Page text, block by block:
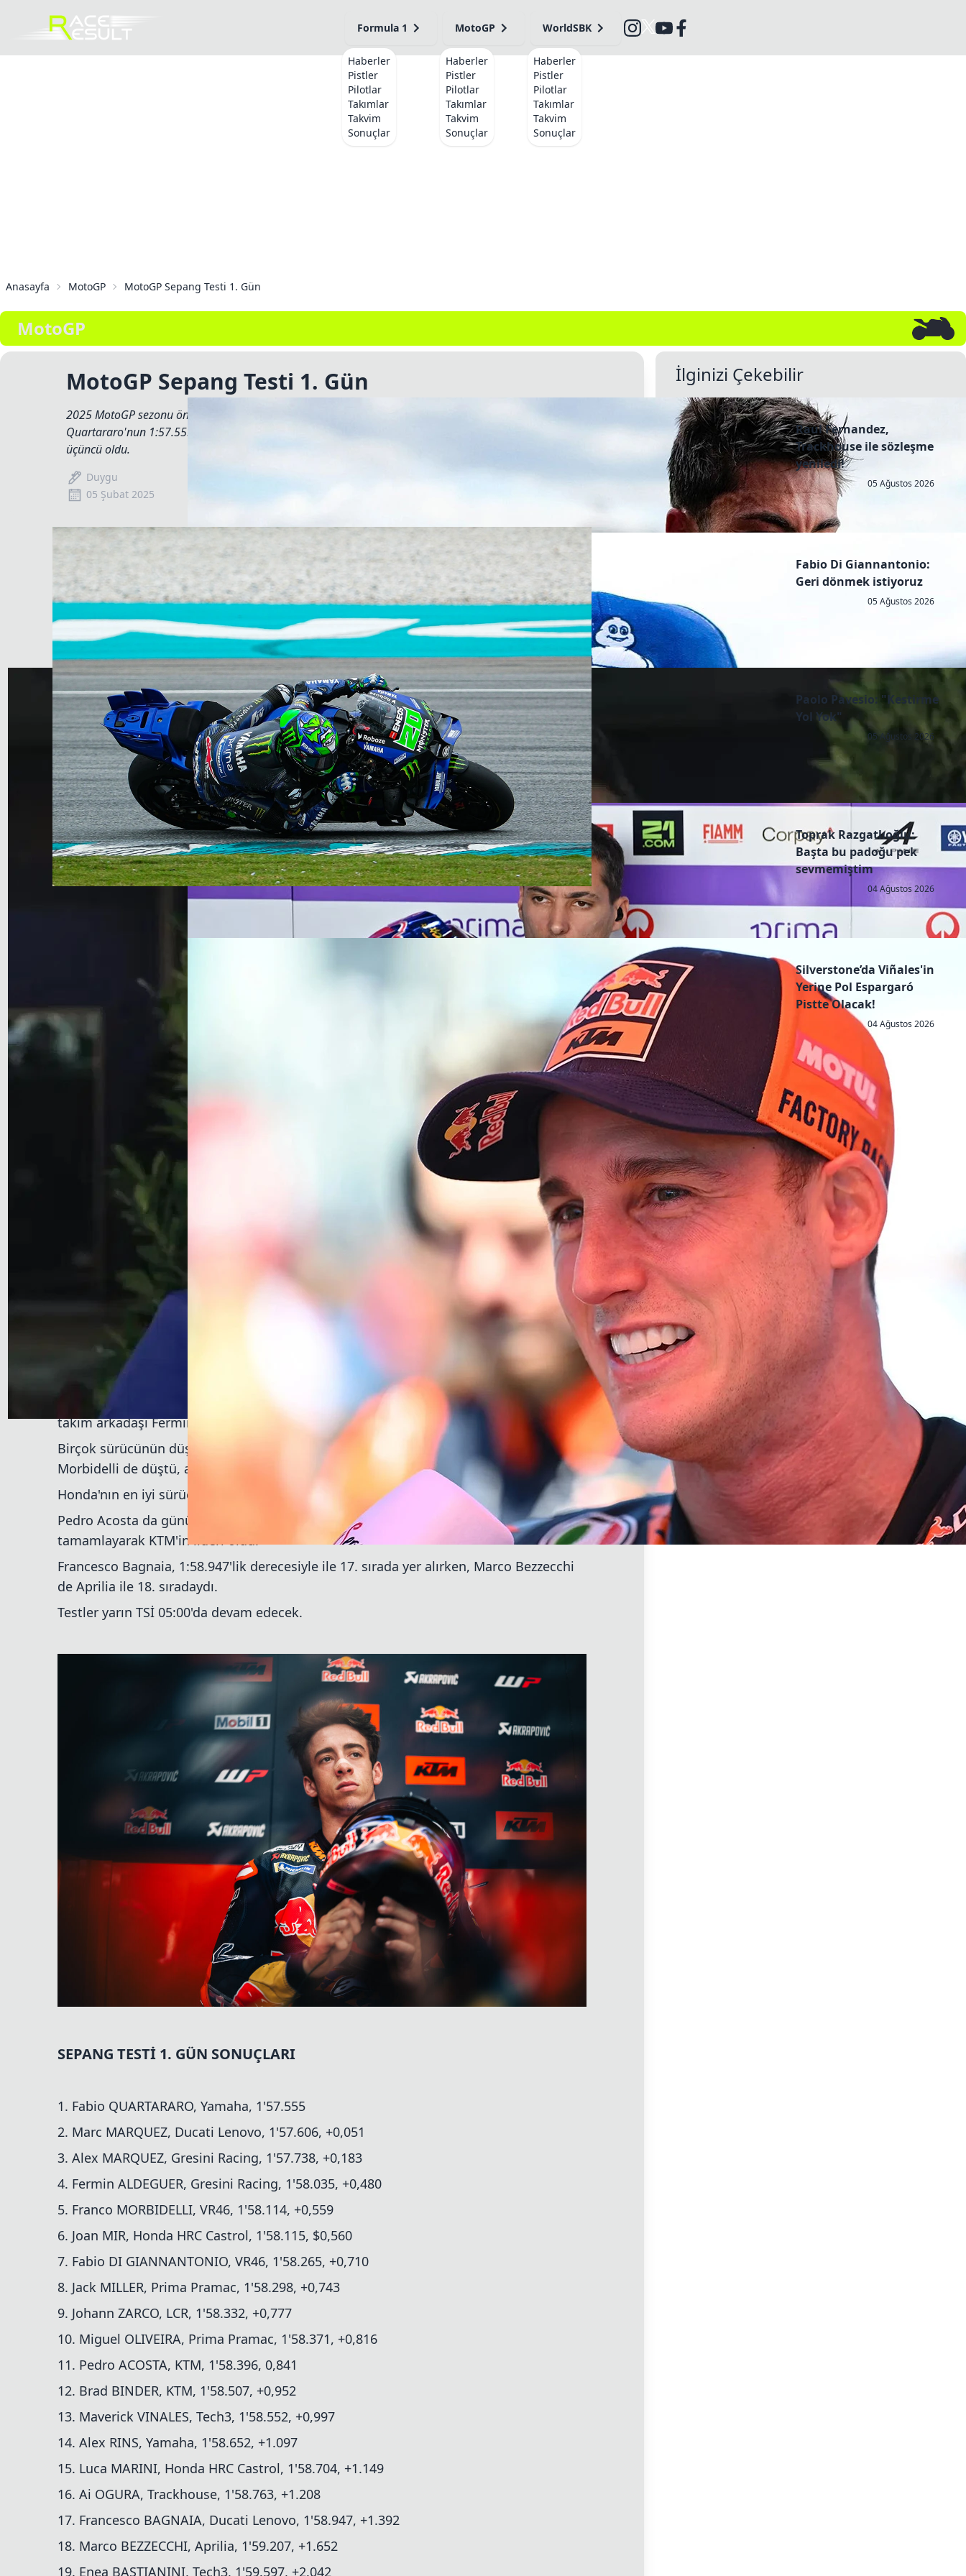
Formula 1
Haberler
Pistler
Pilotlar
Takımlar
Takvim
Sonuçlar
MotoGP
Haberler
Pistler
Pilotlar
Takımlar
Takvim
Sonuçlar
WorldSBK
Haberler
Pistler
Pilotlar
Takımlar
Takvim
Sonuçlar
Anasayfa MotoGP MotoGP Sepang Testi 1. Gün
MotoGP
MotoGP Sepang Testi 1. Gün
2025 MotoGP sezonu öncesinde yapılan Sepang testinin ilk günü sona erdi. Yamaha sürücüsü Fabio
Quartararo'nun 1:57.555'lik süresiyle lider tamamladığı ilk günde Marc Marquez iki, Alex Marquez ise
üçüncü oldu.
Duygu
05 Şubat 2025
2025 MotoGP sezonu öncesinde yapılan Sepang testinin ilk günü sona erdi. Yamaha
sürücüsü Fabio Quartararo'nun 1:57.555'lik süresiyle lider tamamladığı ilk günde ilk
kez fabrika Ducati renkleriyle piste çıkan Marc Marquez iki, kardeşi Alex Marquez ise
Yamaha için güzel bir test günü olurken Aprilia içinse kabus gibi bir gündü. Günün ilk
saatlerinde ciddi bir kaza geçiren ve hastaneye kaldırılan Jorge Martin sağ elinde ve sol
ayağında kırıklar oluşması nedeniyle testten çekildi. Aynı şekilde sol elinin metacarpal
kemiğinde ve ayak baş parmağında kırık tespit edilen Trackhouse sürücüsü Raul
Fernandez için de testler ilk günden sona erdi.
Aprilia'nın günü kazasız geçiren tek sürücüsü Marco Bezzecchi konu hakkında şöyle bir
açıklama yaptı; "Kazaların sebebini tam olarak bilmiyorum. Söyleyebileceğim tek şey,
arkada kullanacak yeterli yumuşak lastiğimizin olmaması. Sepang'da işe yarayan tek
lastik de bu. Ortanın yol tutuş seviyesi çok düşük. Diğer sürücülerin kazalarını
bilmiyorum ama ben kendi sürüşümde bunu hissettim."
VR46 sürücüsü Fabio Di Giannantonio'nun da yaşadığı kazanın ardından sol köprücük
kemiğinde kırık tespit edildi. Di Giannantonio da ameliyat olmak için İtalya'ya geri
Gelelim günün olumlu gelişmelerine. Fabio Quartararo, Sepang'daki ilk test gününün
büyük bölümünü zaman çizelgesinin en üstünde geçirdi. Fabrika Yamaha sürücüsü,
1:57.555'lik derecesiyle günün en hızlı ismi oldu.
Fabrika Ducati sürücüsü Marc Marquez ise GP25'te 54 tur atarak günün son saatinde
1:57.606'lık bir derece yaptı.
Kısa bir süreliğine liderliği ele geçiren Gresini Ducati sürücüsü Alex Marquez üç, çaylak
takım arkadaşı Fermin Aldeguer ise onun 0.297 saniye geride dördüncü sırada yer aldı.
Birçok sürücünün düştüğü, kazalarla geçen ilk günde VR46 Ducati'den Franco
Morbidelli de düştü, ancak yara almadan kurtulan Morbidelli GP24'üyle beşinci oldu.
Honda'nın en iyi sürücüsü altıncı sırada yer alan Joan Mir'di.
Pedro Acosta da günün erken saatlerinde küçük bir kaza yaşadı ve günü 11. sırada
tamamlayarak KTM'in lideri oldu.
Francesco Bagnaia, 1:58.947'lik derecesiyle ile 17. sırada yer alırken, Marco Bezzecchi
de Aprilia ile 18. sıradaydı.
Testler yarın TSİ 05:00'da devam edecek.
SEPANG TESTİ 1. GÜN SONUÇLARI
1. Fabio QUARTARARO, Yamaha, 1'57.555
2. Marc MARQUEZ, Ducati Lenovo, 1'57.606, +0,051
3. Alex MARQUEZ, Gresini Racing, 1'57.738, +0,183
4. Fermin ALDEGUER, Gresini Racing, 1'58.035, +0,480
5. Franco MORBIDELLI, VR46, 1'58.114, +0,559
6. Joan MIR, Honda HRC Castrol, 1'58.115, $0,560
7. Fabio DI GIANNANTONIO, VR46, 1'58.265, +0,710
8. Jack MILLER, Prima Pramac, 1'58.298, +0,743
9. Johann ZARCO, LCR, 1'58.332, +0,777
10. Miguel OLIVEIRA, Prima Pramac, 1'58.371, +0,816
11. Pedro ACOSTA, KTM, 1'58.396, 0,841
12. Brad BINDER, KTM, 1'58.507, +0,952
13. Maverick VINALES, Tech3, 1'58.552, +0,997
14. Alex RINS, Yamaha, 1'58.652, +1.097
15. Luca MARINI, Honda HRC Castrol, 1'58.704, +1.149
16. Ai OGURA, Trackhouse, 1'58.763, +1.208
17. Francesco BAGNAIA, Ducati Lenovo, 1'58.947, +1.392
18. Marco BEZZECCHI, Aprilia, 1'59.207, +1.652
19. Enea BASTIANINI, Tech3, 1'59.597, +2.042
İlginizi Çekebilir
Raul Fernandez,
Trackhouse ile sözleşme
yeniledi!
05 Ağustos 2026
Fabio Di Giannantonio:
Geri dönmek istiyoruz
05 Ağustos 2026
Paolo Pavesio: "Kestirme
Yol Yok"
05 Ağustos 2026
Toprak Razgatlıoğlu:
Başta bu padoğu pek
sevmemiştim
04 Ağustos 2026
Silverstone’da Viñales'in
Yerine Pol Espargaró
Pistte Olacak!
04 Ağustos 2026